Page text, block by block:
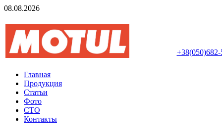
08.08.2026
+38(050)682-
Главная
Продукция
Статьи
Фото
СТО
Контакты